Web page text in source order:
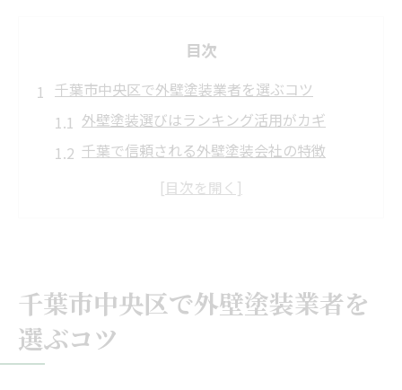
目次
千葉市中央区で外壁塗装業者を選ぶコツ
外壁塗装選びはランキング活用がカギ
千葉で信頼される外壁塗装会社の特徴
外壁塗装業者一覧から安心を見極める方法
外壁塗装を千葉で選ぶ際の基準と注意点
外壁塗装の信頼性を見極める方法とは
千葉市中央区で外壁塗装業者を
選ぶコツ